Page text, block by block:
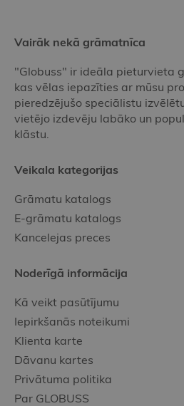
Vairāk nekā grāmatnīca
"Globuss" ir ideāla pieturvieta
kas vēlas iepazīties ar mūsu
pieredzējušo speciālistu
vietējo izdevēju labāko un
klāstu.
Veikala kategorijas
Grāmatu katalogs
E-grāmatu katalogs
Kancelejas preces
Noderīgā informācija
Kā veikt pasūtījumu
Iepirkšanās noteikumi
Klienta karte
Dāvanu kartes
Privātuma politika
Par GLOBUSS